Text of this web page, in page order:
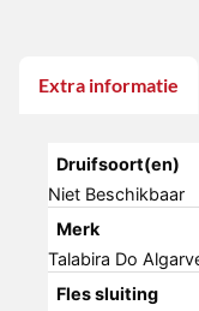
Extra informatie
Druifsoort(en)
Niet Beschikbaar
Merk
Talabira Do
Fles sluiting